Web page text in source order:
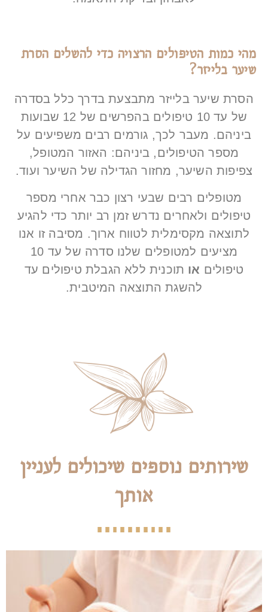
מהי כמות הטיפולים הרצויה כדי להשלים הסרת
שיער בלייזר?
הסרת שיער בלייזר מתבצעת בדרך כלל בסדרה
של עד 10 טיפולים בהפרשים של 12 שבועות
ביניהם. מעבר לכך, גורמים רבים משפיעים על
מספר הטיפולים, ביניהם: האזור המטופל,
צפיפות השיער, מחזור הגדילה של השיער ועוד.
מטופלים רבים שבעי רצון כבר אחרי מספר
טיפולים ולאחרים נדרש זמן רב יותר כדי להגיע
לתוצאה מקסימלית לטווח ארוך. מסיבה זו אנו
מציעים למטופלים שלנו סדרה של עד 10
טיפולים או תוכנית ללא הגבלת טיפולים עד
להשגת התוצאה המיטבית.
שירותים נוספים שיכולים לעניין
אותך